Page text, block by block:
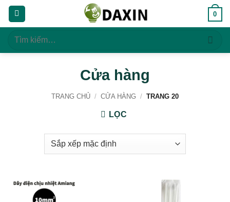
Bỏ
qua
dung
0
Tìm
Cửa hàng
TRANG CHỦ / CỬA HÀNG / TRANG 20
LỌC